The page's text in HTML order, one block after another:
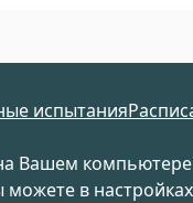
испытания
на Вашем
в настройках